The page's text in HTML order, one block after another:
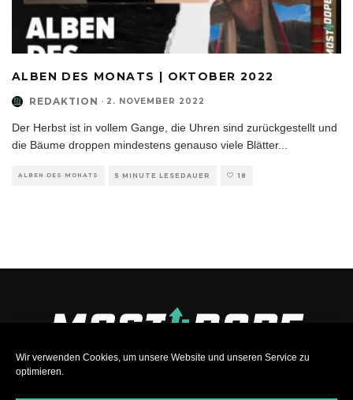
Wir verwenden Cookies, um unsere Website und unseren Service zu
optimieren.
ALBEN DES MONATS | OKTOBER 2022
REDAKTION · 2. NOVEMBER 2022
Der Herbst ist in vollem Gange, die Uhren sind zurückgestellt und
die Bäume droppen mindestens genauso viele Blätter...
ALBEN DES MONATS 5 MINUTE LESEDAUER 18